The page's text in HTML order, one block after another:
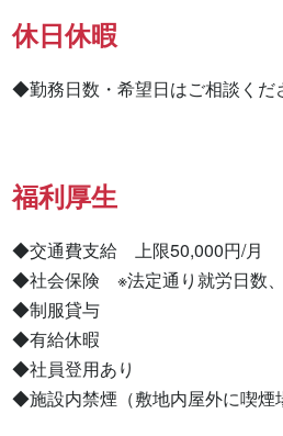
休日休暇
◆勤務日数・希望日はご相談くだ
福利厚生
◆交通費支給　上限50,000円/月
◆社会保険　※法定通り就労日数
◆制服貸与
◆有給休暇
◆社員登用あり
◆施設内禁煙（敷地内屋外に喫煙